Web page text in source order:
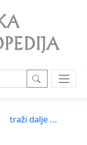
traži dalje ...